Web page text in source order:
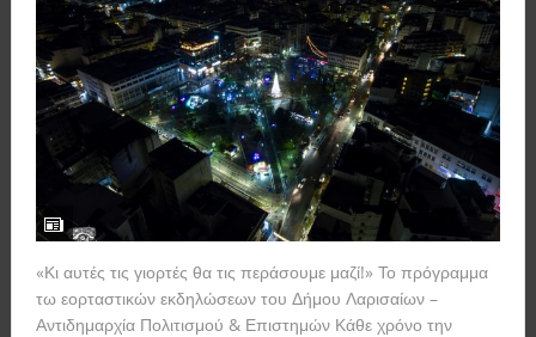
«Κι αυτές τις γιορτές θα τις περάσουμε μαζί!» Το πρόγραμμα
τω εορταστικών εκδηλώσεων του Δήμου Λαρισαίων –
Αντιδημαρχία Πολιτισμού & Επιστημών Κάθε χρόνο την